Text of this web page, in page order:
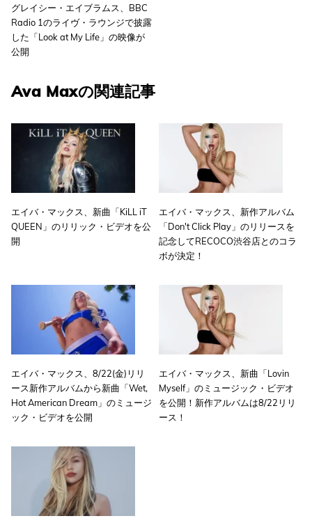
グレイシー・エイブラムス、BBC
Radio 1のライヴ・ラウンジで披露
した「Look at My Life」の映像が
公開
Ava Maxの関連記事
エイバ・マックス、新曲「KiLL iT
QUEEN」のリリック・ビデオを公
開
エイバ・マックス、新作アルバム
「Don't Click Play」のリリースを
記念してRECOCO渋谷店とのコラ
ボが決定！
エイバ・マックス、8/22(金)リリ
ース新作アルバムから新曲「Wet,
Hot American Dream」のミュージ
ック・ビデオを公開
エイバ・マックス、新曲「Lovin
Myself」のミュージック・ビデオ
を公開！新作アルバムは8/22リリ
ース！